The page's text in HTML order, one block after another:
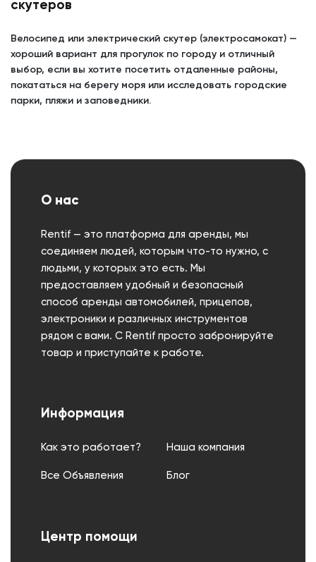
скутеров
Велосипед или электрический скутер (электросамокат) —
хороший вариант для прогулок по городу и отличный
выбор, если вы хотите посетить отдаленные районы,
покататься на берегу моря или исследовать городские
парки, пляжи и заповедники.
О нас
Rentif — это платформа для аренды, мы
соединяем людей, которым что-то нужно, с
людьми, у которых это есть. Мы
предоставляем удобный и безопасный
способ аренды автомобилей, прицепов,
электроники и различных инструментов
рядом с вами. С Rentif просто забронируйте
товар и приступайте к работе.
Информация
Как это работает? Наша компания
Все Объявления Блог
Центр помощи